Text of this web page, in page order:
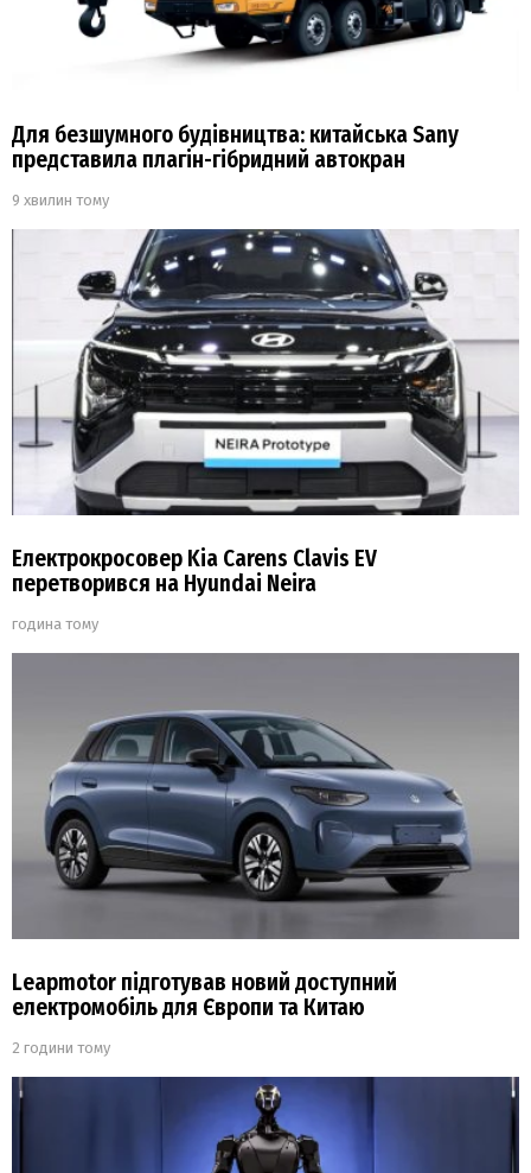
Для безшумного будівництва: китайська Sany
представила плагін-гібридний автокран
9 хвилин тому
Електрокросовер Kia Carens Clavis EV
перетворився на Hyundai Neira
година тому
Leapmotor підготував новий доступний
електромобіль для Європи та Китаю
2 години тому